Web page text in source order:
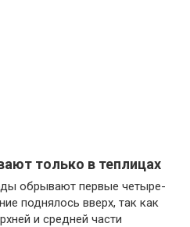
только в теплицах
обрывают первые четыре-
поднялось вверх, так как
и средней части